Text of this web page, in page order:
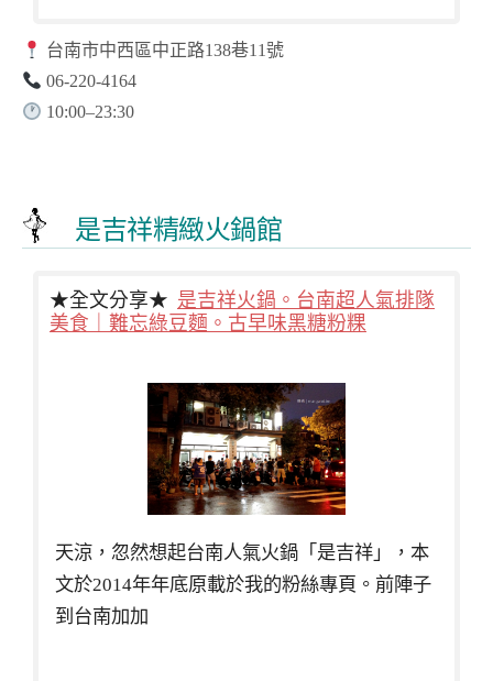
台南市中西區中正路138巷11號
06-220-4164
10:00–23:30
是吉祥精緻火鍋館
★全文分享★ 是吉祥火鍋。台南超人氣排隊
美食｜難忘綠豆麵。古早味黑糖粉粿
天涼，忽然想起台南人氣火鍋「是吉祥」，本
文於2014年年底原載於我的粉絲專頁。前陣子
到台南加加